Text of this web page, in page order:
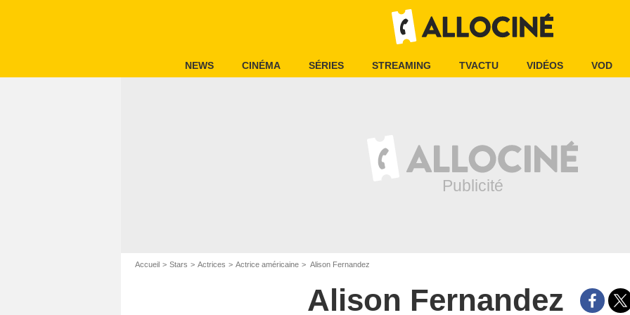
NEWS CINÉMA SÉRIES STREAMING TVACTU VIDÉOS VOD
Accueil Stars Actrices Actrice américaine Alison Fernandez
Alison Fernandez